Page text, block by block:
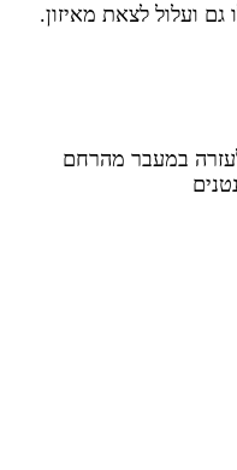
גם ועלול לצאת מאיזון.
במעבר מהרחם